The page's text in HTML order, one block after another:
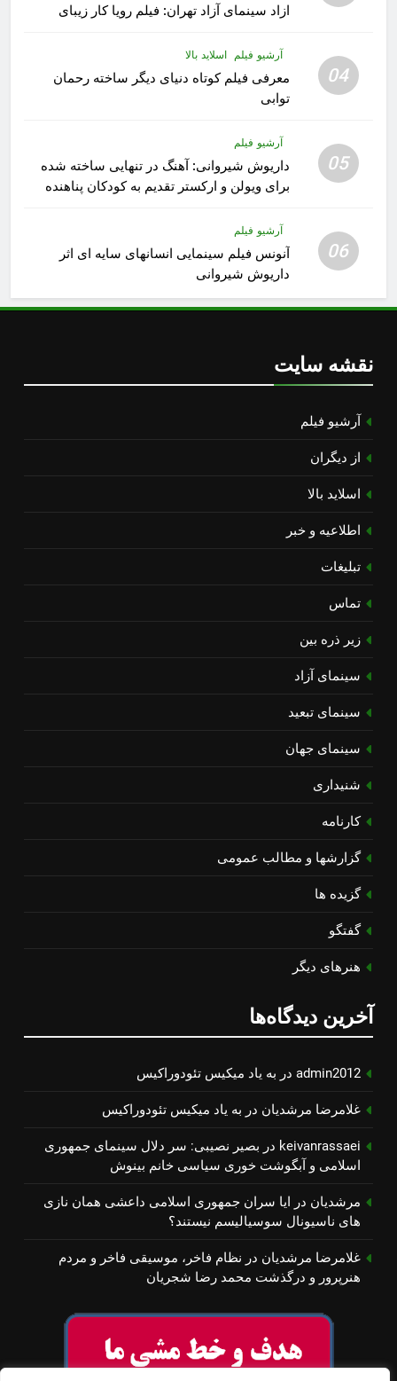
ازاد سینمای آزاد تهران: فیلم رویا کار زیبای
04
آرشیو فیلم اسلاید بالا
معرفی فیلم کوتاه دنیای دیگر ساخته رحمان
توابی
05
آرشیو فیلم
داریوش شیروانی: آهنگ در تنهایی ساخته شده
برای ویولن و ارکستر تقدیم به کودکان پناهنده
06
آرشیو فیلم
آنونس فیلم سینمایی انسانهای سایه ای اثر
داریوش شیروانی
نقشه سایت
آرشیو فیلم
از دیگران
اسلاید بالا
اطلاعیه و خبر
تبلیغات
تماس
زیر ذره بین
سینمای آزاد
سینمای تبعید
سینمای جهان
شنیداری
کارنامه
گزارشها و مطالب عمومی
گزیده ها
گفتگو
هنرهای دیگر
آخرین دیدگاه‌ها
admin2012 در به یاد میكیس تئودوراكیس
غلامرضا مرشدیان در به یاد میكیس تئودوراكیس
keivanrassaei در بصیر نصیبی: سر دلال سینمای جمهوری
اسلامی و آبگوشت خوری سیاسی خانم بینوش
مرشدیان در ایا سران جمهوری اسلامی داعشی همان نازی
های ناسیونال سوسیالیسم نیستند؟
غلامرضا مرشدیان در نظام فاخر، موسیقی فاخر و مردم
هنرپرور و درگذشت محمد رضا شجریان